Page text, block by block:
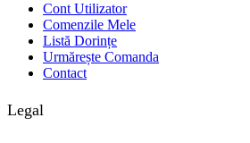
Cont Utilizator
Comenzile Mele
Listă Dorințe
Urmărește Comanda
Contact
Legal